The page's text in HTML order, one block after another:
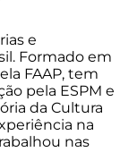
e
Formado em
FAAP, tem
pela ESPM e
da Cultura
na
nas